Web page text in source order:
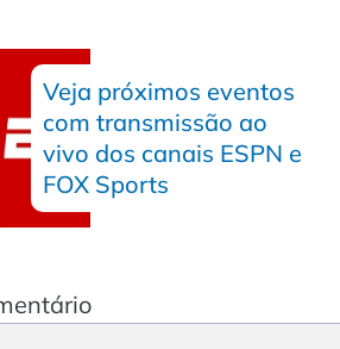
Veja próximos eventos
com transmissão ao
vivo dos canais ESPN e
FOX Sports